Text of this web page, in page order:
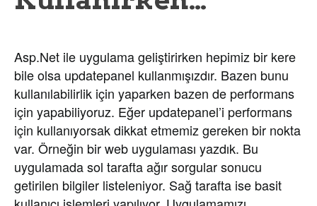
Asp.Net ile uygulama geliştirirken hepimiz bir kere
bile olsa updatepanel kullanmışızdır. Bazen bunu
kullanılabilirlik için yaparken bazen de performans
için yapabiliyoruz. Eğer updatepanel’i performans
için kullanıyorsak dikkat etmemiz gereken bir nokta
var. Örneğin bir web uygulaması yazdık. Bu
uygulamada sol tarafta ağır sorgular sonucu
getirilen bilgiler listeleniyor. Sağ tarafta ise basit